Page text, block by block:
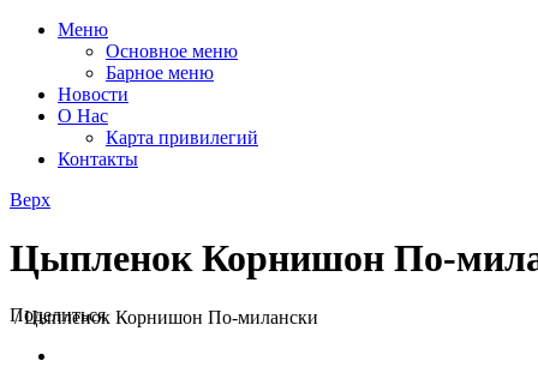
Меню
Основное меню
Барное меню
Новости
О Нас
Карта привилегий
Контакты
Верх
Цыпленок Корнишон По-
/Цыпленок Корнишон По-милански
Поделиться